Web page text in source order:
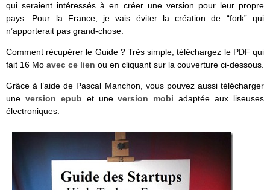
qui seraient intéressés à en créer une version pour leur propre
pays. Pour la France, je vais éviter la création de “fork” qui
n’apporterait pas grand-chose.
Comment récupérer le Guide ? Très simple, téléchargez le PDF qui
fait 16 Mo avec ce lien ou en cliquant sur la couverture ci-dessous.
Grâce à l’aide de Pascal Manchon, vous pouvez aussi télécharger
une version epub et uneversion mobi adaptée aux liseuses
électroniques.